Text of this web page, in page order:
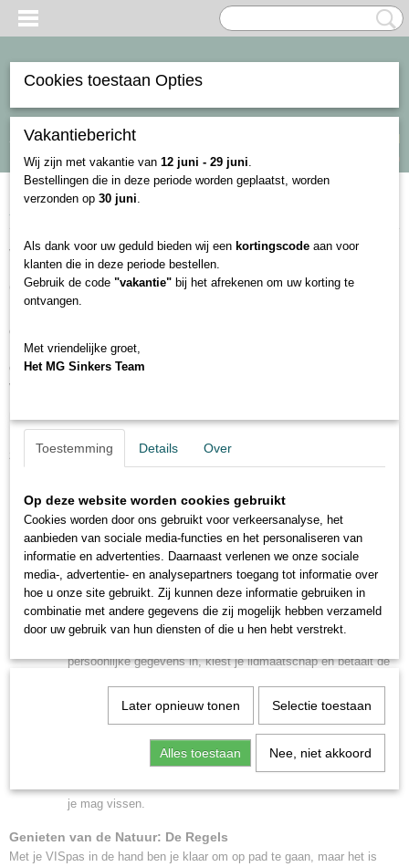
Inloggen Registreren Select Language
(0)
Home > Visvergunning Nederland Jouw Toegang tot Onvergetelijke
Visvergunning Nederland : Jouw Toegang tot
Onvergetelijke Vissersavonturen!
omgeven door de natuur, terwijl je wacht op die spannende beet? In
Nederland is dat makkelijker te realiseren dan je denkt. Hier lees je hoe je
een visvergunning (VISpas) kunt verkrijgen en welke regels je moet
volgen om je vissersdroom waar te maken.
Hoe Verkrijg je een VISpas?
zee, zodat je snel aan de waterkant kunt staan met je hengel.
Begin met het kiezen van een hengelsportvereniging die bij jou
in de buurt ligt of die je aanspreekt. Je kunt dit gemakkelijk
doen via de website van Sportvisserij Nederland.
Aanvraag en Betaling:
Je kunt je VISpas online aanvragen via de website van de
gekozen vereniging of Sportvisserij Nederland. Je vult enkele
persoonlijke gegevens in, kiest je lidmaatschap en betaalt de
jaarlijkse bijdrage (meestal tussen de €30 en €45).
Ontvangst van je VISpas ( visvergunning nederland ):
Binnen enkele dagen ontvang je jouw VISpas per post.
Daarnaast kun je direct gebruik maken van de digitale versie
je mag vissen.
Genieten van de Natuur: De Regels
Met je VISpas in de hand ben je klaar om op pad te gaan, maar het is
Cookies toestaan Opties
Vakantiebericht
Wij zijn met vakantie van 12 juni - 29 juni.
Bestellingen die in deze periode worden geplaatst, worden
verzonden op 30 juni.
Als dank voor uw geduld bieden wij een kortingscode aan voor
klanten die in deze periode bestellen.
Gebruik de code "vakantie" bij het afrekenen om uw korting te
ontvangen.
Met vriendelijke groet,
Het MG Sinkers Team
Toestemming Details Over
Op deze website worden cookies gebruikt
Cookies worden door ons gebruikt voor verkeersanalyse, het
aanbieden van sociale media-functies en het personaliseren van
informatie en advertenties. Daarnaast verlenen we onze sociale
media-, advertentie- en analysepartners toegang tot informatie over
hoe u onze site gebruikt. Zij kunnen deze informatie gebruiken in
combinatie met andere gegevens die zij mogelijk hebben verzameld
door uw gebruik van hun diensten of die u hen hebt verstrekt.
Later opnieuw tonen Selectie toestaan
Alles toestaan Nee, niet akkoord